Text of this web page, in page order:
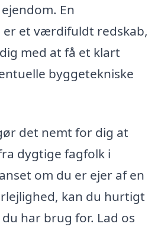
En
et værdifuldt redskab,
med at få et klart
byggetekniske
det nemt for dig at
dygtige fagfolk i
om du er ejer af en
kan du hurtigt
har brug for. Lad os